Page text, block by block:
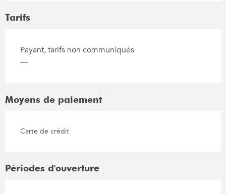
Tarifs
Payant, tarifs non communiqués
—
Moyens de paiement
Carte de crédit
Périodes d'ouverture